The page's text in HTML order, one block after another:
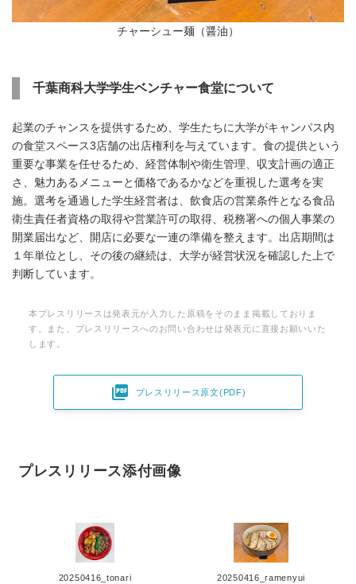
チャーシュー麺（醤油）
千葉商科大学学生ベンチャー食堂について
起業のチャンスを提供するため、学生たちに大学がキャンパス内
の食堂スペース3店舗の出店権利を与えています。食の提供という
重要な事業を任せるため、経営体制や衛生管理、収支計画の適正
さ、魅力あるメニューと価格であるかなどを重視した選考を実
施。選考を通過した学生経営者は、飲食店の営業条件となる食品
衛生責任者資格の取得や営業許可の取得、税務署への個人事業の
開業届出など、開店に必要な一連の準備を整えます。出店期間は
１年単位とし、その後の継続は、大学が経営状況を確認した上で
判断しています。
本プレスリリースは発表元が入力した原稿をそのまま掲載しておりま
す。また、プレスリリースへのお問い合わせは発表元に直接お願いいた
します。
 プレスリリース原文(PDF)
プレスリリース添付画像
20250416_tonari 20250416_ramenyui